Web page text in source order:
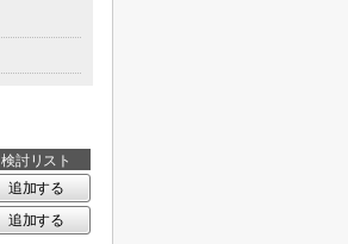
検討リスト
追加する
追加する